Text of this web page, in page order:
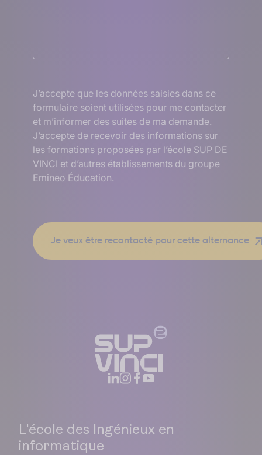
RGPD
J’accepte que les données saisies dans ce
formulaire soient utilisées pour me contacter
et m’informer des suites de ma demande.
J’accepte de recevoir des informations sur
les formations proposées par l’école SUP DE
VINCI et d’autres établissements du groupe
Emineo Éducation.
L'école des Ingénieux en
informatique